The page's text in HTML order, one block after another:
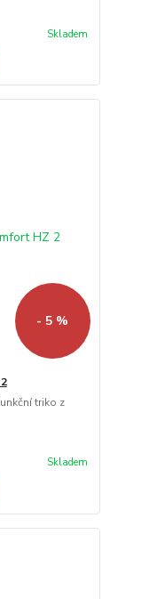
Skladem
- 5 %
triko z
Skladem